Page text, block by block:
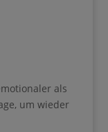
als
um wieder